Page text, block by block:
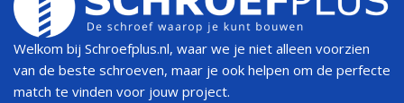
tuinpoorten en hekwerken
schuur- en staldeuren
Welkom bij Schroefplus.nl, waar we je niet alleen voorzien
van de beste schroeven, maar je ook helpen om de perfecte
match te vinden voor jouw project.